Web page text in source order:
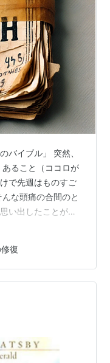
バイブル」 突然、
ること（ココロが
で先週はものすご
な頭痛の合間のと
い出したことがあ
修を終えOS開発部
が始まる頃、「お
師をやりなさ
んなわけで、その
クを思いついたの
す…
復